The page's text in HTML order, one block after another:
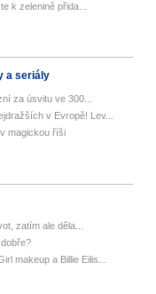
k zelenině přida...
a seriály
za úsvitu ve 300...
v Evropě! Lev...
magickou říši
zatím ale děla...
makeup a Billie Eilis...